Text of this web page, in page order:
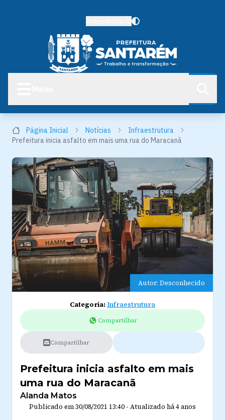
Página Inicial Notícias
Infraestrutura
Prefeitura inicia asfalto em mais uma rua do Maracanã
Autor: Desconhecido
Categoria:Infraestrutura
Compartilhar
Compartilhar
Prefeitura inicia asfalto em mais
uma rua do Maracanã
Alanda Matos
Publicado em30/08/2021 13:40 - Atualizado há 4 anos